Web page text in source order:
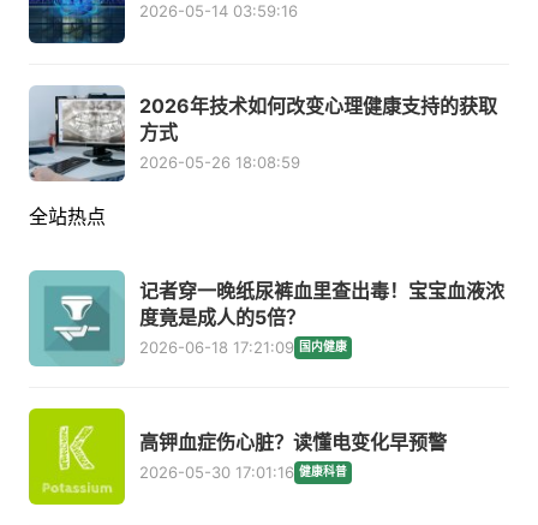
2026-05-14 03:59:16
2026年技术如何改变心理健康支持的获取
方式
2026-05-26 18:08:59
全站热点
记者穿一晚纸尿裤血里查出毒！宝宝血液浓
度竟是成人的5倍？
2026-06-18 17:21:09 国内健康
高钾血症伤心脏？读懂电变化早预警
2026-05-30 17:01:16 健康科普